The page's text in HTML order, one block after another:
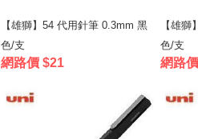
【雄獅】54 代用針筆 0.3mm 黑
色/支
網路價 $21
【雄
色/支
網路